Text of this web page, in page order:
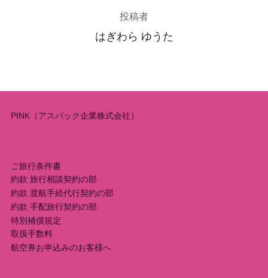
投稿者
はぎわら ゆうた
PINK（アスパック企業株式会社）
ご旅行条件書
約款 旅行相談契約の部
約款 渡航手続代行契約の部
約款 手配旅行契約の部
特別補償規定
取扱手数料
航空券お申込みのお客様へ